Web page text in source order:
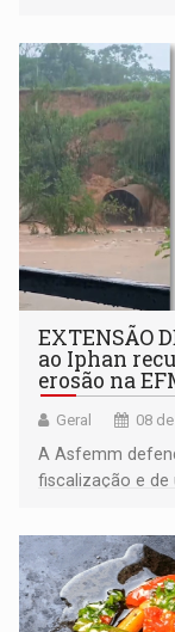
EXTENSÃO
ao Iphan
erosão na
Geral 08
A Asfemm
fiscalização e de